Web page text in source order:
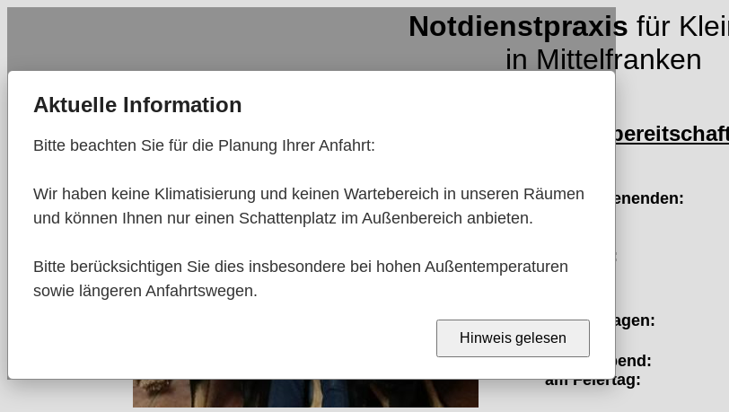
Aktuelle Information
Bitte beachten Sie für die Planung Ihrer Anfahrt:
Wir haben keine Klimatisierung und keinen Wartebereich in unseren Räumen
und können Ihnen nur einen Schattenplatz im Außenbereich anbieten.
Bitte berücksichtigen Sie dies insbesondere bei hohen Außentemperaturen
sowie längeren Anfahrtswegen.
Hinweis gelesen
Notdienstpraxis für
in Mittelfranken
an Wochenenden:
Samstag:
Sonntag:
an Feiertagen:
am Vorabend:
am Feiertag: